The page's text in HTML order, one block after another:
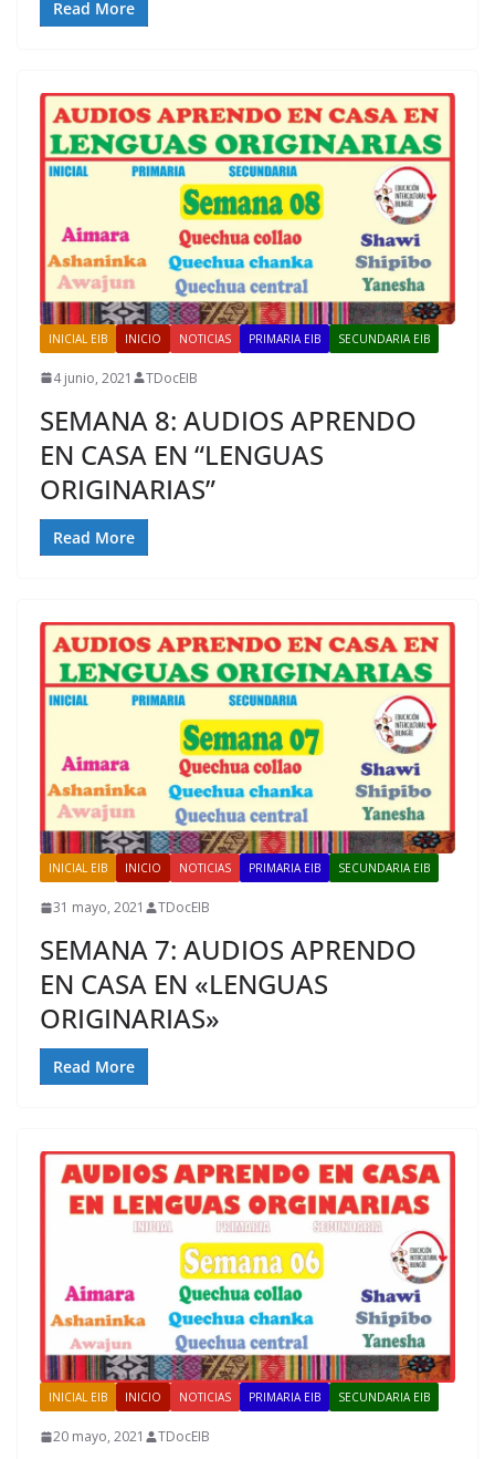
Read More
INICIAL EIB INICIO NOTICIAS PRIMARIA EIB SECUNDARIA EIB
4 junio, 2021 TDocEIB
SEMANA 8: AUDIOS APRENDO
EN CASA EN “LENGUAS
ORIGINARIAS”
Read More
INICIAL EIB INICIO NOTICIAS PRIMARIA EIB SECUNDARIA EIB
31 mayo, 2021 TDocEIB
SEMANA 7: AUDIOS APRENDO
EN CASA EN «LENGUAS
ORIGINARIAS»
Read More
INICIAL EIB INICIO NOTICIAS PRIMARIA EIB SECUNDARIA EIB
20 mayo, 2021 TDocEIB